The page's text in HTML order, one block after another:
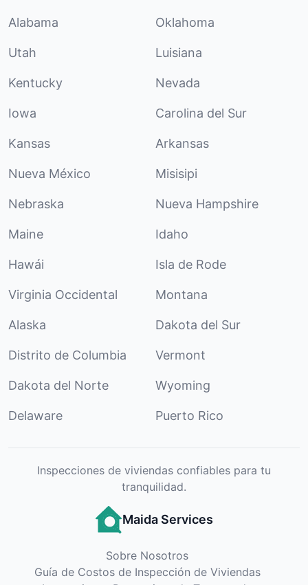
Alabama Oklahoma
Utah Luisiana
Kentucky Nevada
Iowa Carolina del Sur
Kansas Arkansas
Nueva México Misisipi
Nebraska Nueva Hampshire
Maine Idaho
Hawái Isla de Rode
Virginia Occidental Montana
Alaska Dakota del Sur
Distrito de Columbia Vermont
Dakota del Norte Wyoming
Delaware Puerto Rico
Inspecciones de viviendas confiables para tu
tranquilidad.
Maida Services
Sobre Nosotros
Guía de Costos de Inspección de Viviendas